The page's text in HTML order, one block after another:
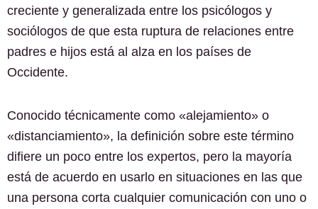
creciente y generalizada entre los psicólogos y
sociólogos de que esta ruptura de relaciones entre
padres e hijos está al alza en los países de
Occidente.
Conocido técnicamente como «alejamiento» o
«distanciamiento», la definición sobre este término
difiere un poco entre los expertos, pero la mayoría
está de acuerdo en usarlo en situaciones en las que
una persona corta cualquier comunicación con uno o